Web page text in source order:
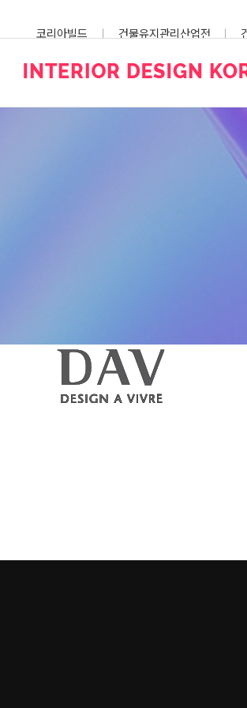
코리아빌드
건물유지관리산업전